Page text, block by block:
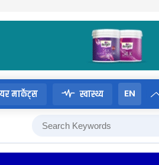
मार्केट्स स्वास्थ्य EN